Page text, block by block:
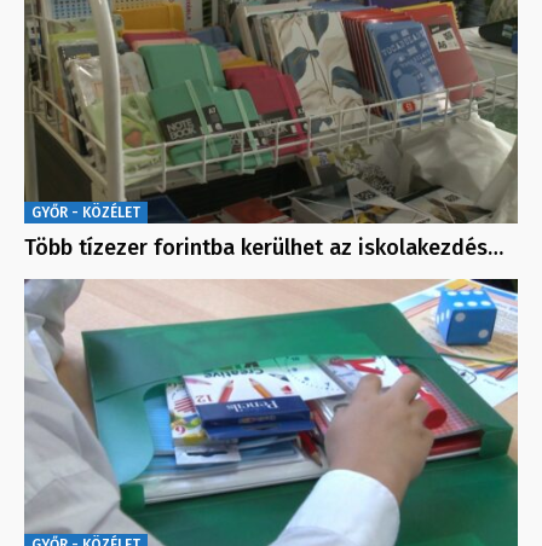
GYŐR - KÖZÉLET
Több tízezer forintba kerülhet az iskolakezdés…